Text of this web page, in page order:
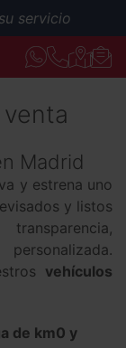
Madrid
y estrena uno
y listos
vehículos
de km0 y